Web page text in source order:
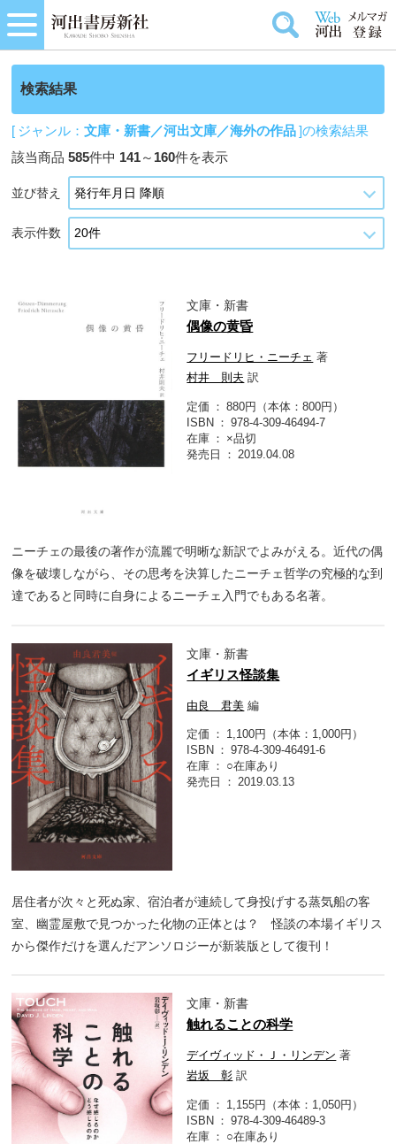
検索結果
[ ジャンル：文庫・新書／河出文庫／海外の作品]の検索結果
該当商品585件中 141～ 160件を表示
並び替え
表示件数
文庫・新書
偶像の黄昏
フリードリヒ・ニーチェ 著
村井 則夫 訳
定価
880円（本体：800円）
ISBN
978-4-309-46494-7
在庫
×品切
発売日
2019.04.08
ニーチェの最後の著作が流麗で明晰な新訳でよみがえる。近代の偶
像を破壊しながら、その思考を決算したニーチェ哲学の究極的な到
達であると同時に自身によるニーチェ入門でもある名著。
文庫・新書
イギリス怪談集
由良 君美 編
定価
1,100円（本体：1,000円）
ISBN
978-4-309-46491-6
在庫
○在庫あり
発売日
2019.03.13
居住者が次々と死ぬ家、宿泊者が連続して身投げする蒸気船の客
室、幽霊屋敷で見つかった化物の正体とは？ 怪談の本場イギリス
から傑作だけを選んだアンソロジーが新装版として復刊！
文庫・新書
触れることの科学
デイヴィッド・Ｊ・リンデン 著
岩坂 彰 訳
定価
1,155円（本体：1,050円）
ISBN
978-4-309-46489-3
在庫
○在庫あり